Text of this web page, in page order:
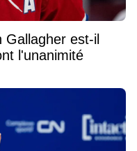
est-il
l'unanimité